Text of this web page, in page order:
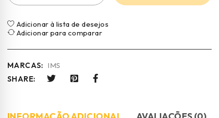
Adicionar à lista de desejos
Adicionar para comparar
MARCAS: IMS
SHARE: